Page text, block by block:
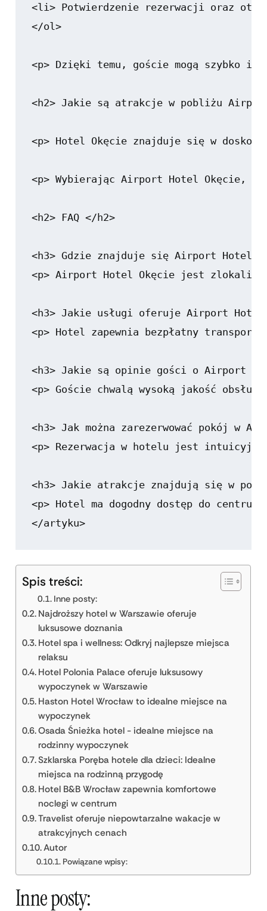
<li> Potwierdzenie rezerwacji oraz
</ol>
<p> Dzięki temu, goście mogą szybko i
<h2> Jakie są atrakcje w pobliżu
<p> Hotel Okęcie znajduje się w
<p> Wybierając Airport Hotel Okęcie,
<h2> FAQ </h2>
<h3> Gdzie znajduje się Airport Hotel
<p> Airport Hotel Okęcie jest
<h3> Jakie usługi oferuje Airport Hotel
<p> Hotel zapewnia bezpłatny
<h3> Jakie są opinie gości o Airport
<p> Goście chwalą wysoką jakość
<h3> Jak można zarezerwować pokój w
<p> Rezerwacja w hotelu jest
<h3> Jakie atrakcje znajdują się w
<p> Hotel ma dogodny dostęp do
Spis treści:
Inne posty:
Najdroższy hotel w Warszawie oferuje
luksusowe doznania
Hotel spa i wellness: Odkryj najlepsze miejsca
relaksu
Hotel Polonia Palace oferuje luksusowy
wypoczynek w Warszawie
Haston Hotel Wrocław to idealne miejsce na
wypoczynek
Osada Śnieżka hotel - idealne miejsce na
rodzinny wypoczynek
Szklarska Poręba hotele dla dzieci: Idealne
miejsca na rodzinną przygodę
Hotel B&B Wrocław zapewnia komfortowe
noclegi w centrum
Travelist oferuje niepowtarzalne wakacje w
atrakcyjnych cenach
Autor
Powiązane wpisy:
Inne posty: